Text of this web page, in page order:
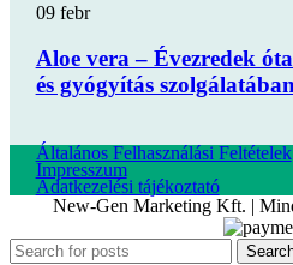
09 febr
Aloe vera – Évezredek óta
és gyógyítás
Általános Felhasználási Feltételek
Impresszum
Adatkezelési tájékoztató
New-Gen Marketing Kft. |